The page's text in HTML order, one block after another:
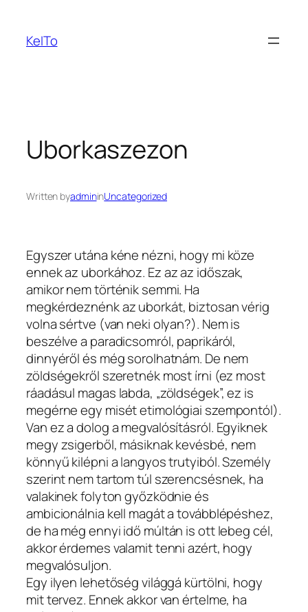
tartalomhoz
KeITo
Uborkaszezon
Written byadmininUncategorized
Egyszer utána kéne nézni, hogy mi köze
ennek az uborkához. Ez az az időszak,
amikor nem történik semmi. Ha
megkérdeznénk az uborkát, biztosan vérig
volna sértve (van neki olyan?). Nem is
beszélve a paradicsomról, paprikáról,
dinnyéről és még sorolhatnám. De nem
zöldségekről szeretnék most írni (ez most
ráadásul magas labda, „zöldségek”, ez is
megérne egy misét etimológiai szempontól).
Van ez a dolog a megvalósításról. Egyiknek
megy zsigerből, másiknak kevésbé, nem
könnyű kilépni a langyos trutyiból. Személy
szerint nem tartom túl szerencsésnek, ha
valakinek folyton győzködnie és
ambicionálnia kell magát a továbblépéshez,
de ha még ennyi idő múltán is ott lebeg cél,
akkor érdemes valamit tenni azért, hogy
megvalósuljon.
Egy ilyen lehetőség világgá kürtölni, hogy
mit tervez. Ennek akkor van értelme, ha